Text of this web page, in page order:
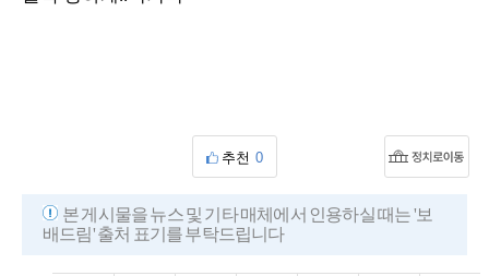
추천 0
본 게시물을 뉴스 및 기타 매체에서 인용하실 때는 '보
배드림' 출처 표기를 부탁드립니다